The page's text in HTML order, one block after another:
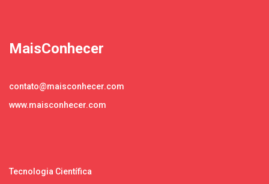
MaisConhecer
contato@maisconhecer.com
www.maisconhecer.com
Tecnologia Científica